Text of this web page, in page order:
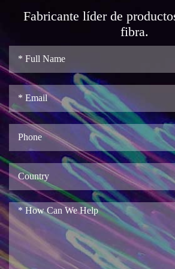
Fabricante líder de
fibra.